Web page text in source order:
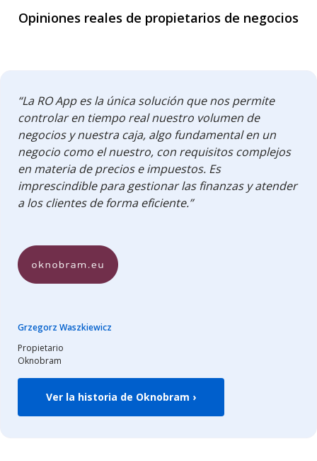
Opiniones reales de propietarios de negocios
“La RO App es la única solución que nos permite
controlar en tiempo real nuestro volumen de
negocios y nuestra caja, algo fundamental en un
negocio como el nuestro, con requisitos complejos
en materia de precios e impuestos. Es
imprescindible para gestionar las finanzas y atender
a los clientes de forma eficiente.”
Grzegorz Waszkiewicz
Propietario
Oknobram
Ver la historia de Oknobram ›